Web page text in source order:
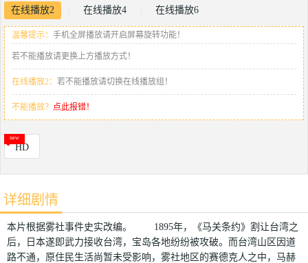
在线播放2 在线播放4 在线播放6
温馨提示： 手机全屏播放请开启屏幕旋转功能！
若不能播放请更换上方播放方式！
在线播放2： 若不能播放请切换在线播放组！
不能播放？ 点此报错！
HD
详细剧情
本片根据雾社事件史实改编。 1895年，《马关条约》割让台湾之
后，日本遂即武力接收台湾，宝岛各地纷纷被攻破。而台湾山区因道
路不通，原住民生活尚暂未受影响，雾社地区的赛德克人之中，马赫